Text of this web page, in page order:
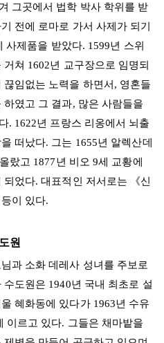
그곳에서 법학 박사 학위를 받
전에 로마로 가서 사제가 되기
사제품을 받았다. 1599년 스위
쳐 1602년 교구장으로 임명되
임없는 노력을 하면서, 영혼들
였고 그 결과, 많은 사람들을
. 1622년 프랑스 리옹에서 뇌출
떠났다. 그는 1655년 알렉산데
랐고 1877년 비오 9세 교황에
었다. 대표적인 저서로는 《신
이 있다.
원
과 소화 데레사 성녀를 주보로
도원은 1940년 국내 최초로 설
혜화동에 있다가 1963년 수유
이르고 있다. 그들은 채마밭을